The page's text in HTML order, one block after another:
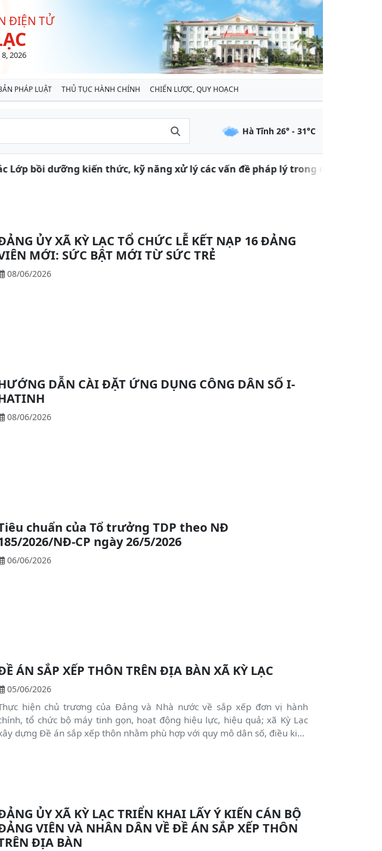
ĐIỆN TỬ
2026
PHÁP LUẬT THỦ TỤC HÀNH CHÍNH CHIẾN LƯỢC, QUY HOẠCH
Hà Tĩnh 26° - 31°C
dưỡng kiến thức, kỹ năng xử lý các vấn đề pháp lý trong đàm phán,
ỦY XÃ KỲ LẠC TỔ CHỨC LỄ KẾT NẠP 16 ĐẢNG
MỚI: SỨC BẬT MỚI TỪ SỨC TRẺ
08/06/2026
DẪN CÀI ĐẶT ỨNG DỤNG CÔNG DÂN SỐ I-
08/06/2026
chuẩn của Tổ trưởng TDP theo NĐ
2026/NĐ-CP ngày 26/5/2026
06/06/2026
ÁN SẮP XẾP THÔN TRÊN ĐỊA BÀN XÃ KỲ LẠC
05/06/2026
hiện chủ trương của Đảng và Nhà nước về sắp xếp đơn vị hành
tổ chức bộ máy tinh gọn, hoạt động hiệu lực, hiệu quả; xã Kỳ Lạc
dựng Đề án sắp xếp thôn nhằm phù hợp với quy mô dân số, điều kiện
ỦY XÃ KỲ LẠC TRIỂN KHAI LẤY Ý KIẾN CÁN BỘ
VIÊN VÀ NHÂN DÂN VỀ ĐỀ ÁN SẮP XẾP THÔN
ĐỊA BÀN